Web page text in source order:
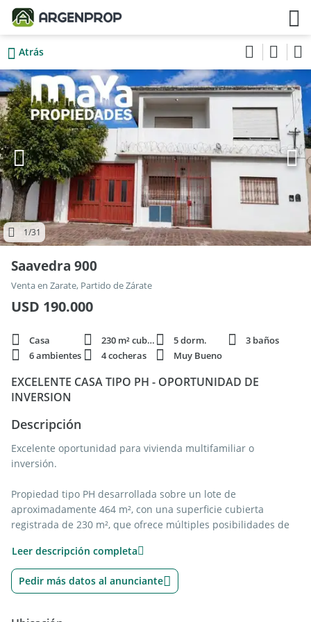
Atrás
1/31
Saavedra 900
Venta en Zarate, Partido de Zárate
USD 190.000
Casa 230 m² cubie. 5 dorm.
3 baños
6 ambientes
4 cocheras Muy Bueno
EXCELENTE CASA TIPO PH - OPORTUNIDAD DE
INVERSION
Descripción
Excelente oportunidad para vivienda multifamiliar o
inversión.
Propiedad tipo PH desarrollada sobre un lote de
aproximadamente 464 m², con una superficie cubierta
registrada de 230 m², que ofrece múltiples posibilidades de
Al frente del lote se encuentran dos unidades funcionales
independientes:
Planta baja: cuenta con 2 dormitorios, living, cocina comedor
Leer descripción completa
Pedir más datos al anunciante